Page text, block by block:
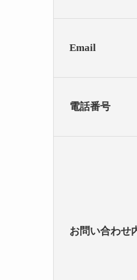
Email
電話番号
お問い合わせ